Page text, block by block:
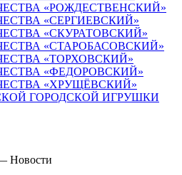
«РОЖДЕСТВЕНСКИЙ»
«СЕРГИЕВСКИЙ»
«СКУРАТОВСКИЙ»
«СТАРОБАСОВСКИЙ»
«ТОРХОВСКИЙ»
«ФЕДОРОВСКИЙ»
«ХРУЩЁВСКИЙ»
ГОРОДСКОЙ ИГРУШКИ
Новости